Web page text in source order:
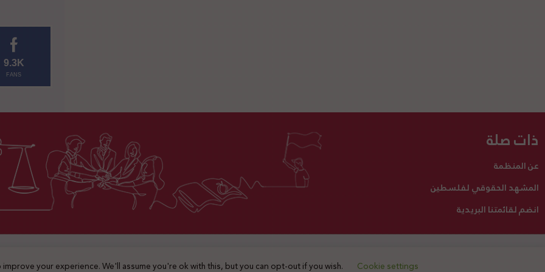
9.3K
FANS
ذات صلة
عن المنظمة
المشهد الحقوقي لفلسطين
انضم لقائمتنا البريدية
اتصل بنا تبرع لنا 2025 © جميع الحقوق محفوظة
your experience. We'll assume you're ok with this, but you can opt-out if you wish. Cookie settings